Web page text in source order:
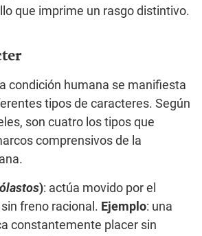
que imprime un rasgo distintivo.
condición humana se manifiesta
tipos de caracteres. Según
son cuatro los tipos que
comprensivos de la
): actúa movido por el
freno racional. Ejemplo: una
constantemente placer sin